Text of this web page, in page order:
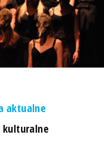
aktualne